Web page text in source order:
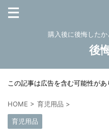
購入後に後悔した
後
この記事は広告を含む可能性があ
HOME > 育児用品 >
育児用品